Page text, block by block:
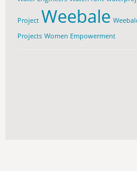
Project Weebale
Projects Women Empowerment